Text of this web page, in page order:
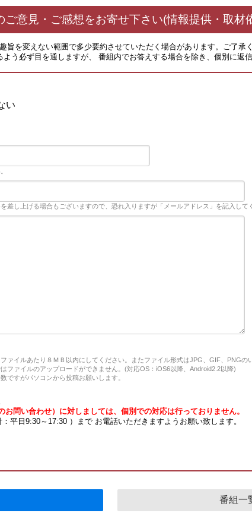
ご意見・ご感想をお寄せ下さい(情報提供・取材
を変えない範囲で多少要約させていただく場合があります。ご了承く
う必ず目を通しますが、 番組内でお答えする場合を除き、個別に返
い
差し上げる場合もございますので、恐れ入りますが「メールアドレス」を記入して
ァイルあたり８ＭＢ以内にしてください。またファイル形式はJPG、GIF、PNGの
ファイルのアップロードができません。(対応OS：iOS6以降、Android2.2以降)
ですがパソコンから投稿お願いします。
問い合わせ）に対しましては、個別での対応は行っておりません。
日9:30～17:30 ）まで お電話いただきますようお願い致します。
番組一